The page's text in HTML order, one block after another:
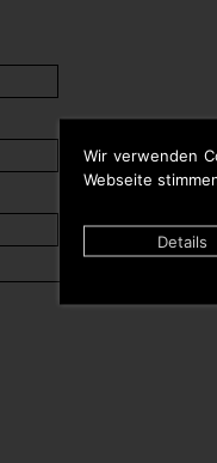
Wir verwenden
Webseite
Details